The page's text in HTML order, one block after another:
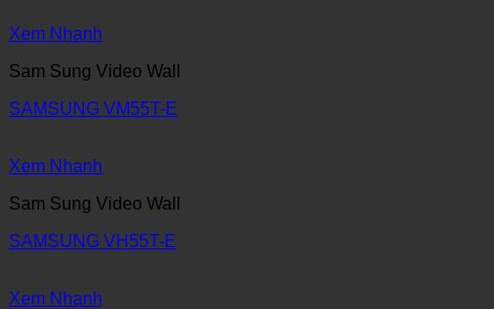
Xem Nhanh
Sam Sung Video Wall
SAMSUNG VM55T-E
Xem Nhanh
Sam Sung Video Wall
SAMSUNG VH55T-E
Xem Nhanh